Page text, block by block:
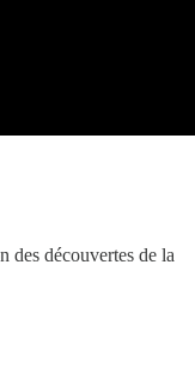
des découvertes de la